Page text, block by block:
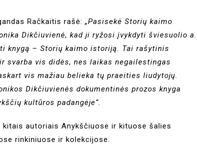
Račkaitis rašė: „Pasisekė Storių kaimo
Dikčiuvienė, kad ji ryžosi įvykdyti šviesuolio a.
knygą – Storių kaimo istoriją. Tai rašytinis
svarba vis didės, nes laikas negailestingas
vis mažiau belieka tų praeities liudytojų.
Dikčiuvienės dokumentinės prozos knyga
kultūros padangėje“.
kitais autoriais Anykščiuose ir kituose šalies
rinkiniuose ir kolekcijose.